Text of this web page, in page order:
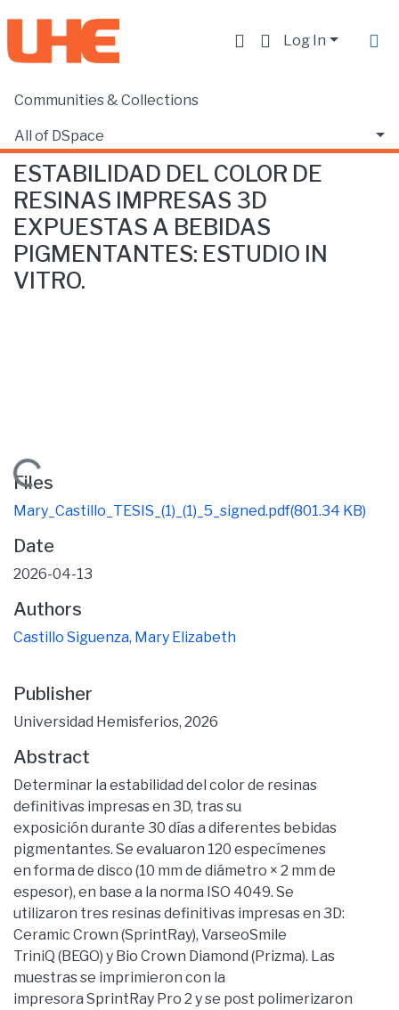
Log In
Communities & Collections
All of DSpace
Statistics
Home
ESTABILIDAD DEL COLOR DE
RESINAS IMPRESAS 3D
EXPUESTAS A BEBIDAS
PIGMENTANTES: ESTUDIO IN
VITRO.
Loading...
Files
Mary_Castillo_TESIS_(1)_(1)_5_signed.pdf(801.34 KB)
Date
2026-04-13
Authors
Castillo Siguenza, Mary Elizabeth
Publisher
Universidad Hemisferios, 2026
Abstract
Determinar la estabilidad del color de resinas
definitivas impresas en 3D, tras su
exposición durante 30 días a diferentes bebidas
pigmentantes. Se evaluaron 120 especímenes
en forma de disco (10 mm de diámetro × 2 mm de
espesor), en base a la norma ISO 4049. Se
utilizaron tres resinas definitivas impresas en 3D:
Ceramic Crown (SprintRay), VarseoSmile
TriniQ (BEGO) y Bio Crown Diamond (Prizma). Las
muestras se imprimieron con la
impresora SprintRay Pro 2 y se post polimerizaron